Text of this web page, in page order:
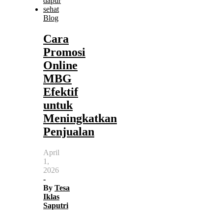
Blog
Cara
Promosi
Online
MBG
Efektif
untuk
Meningkatkan
Penjualan
April
1,
2026
-
By Tesa
Iklas
Saputri